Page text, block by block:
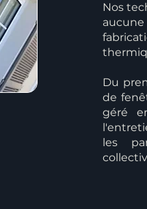
Nos
Du
de
géré
les